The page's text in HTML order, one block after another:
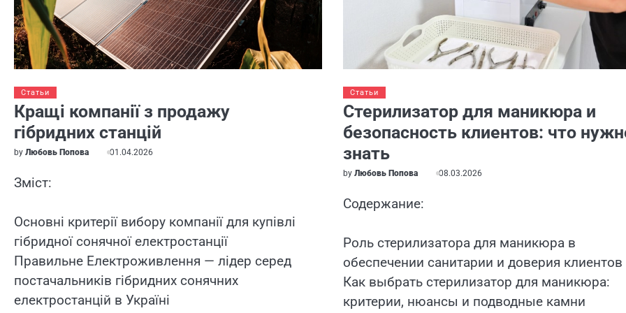
Статьи
Кращі компанії з продажу
гібридних станцій
by Любовь Попова 01.04.2026
Зміст:
Основні критерії вибору компанії для купівлі
гібридної сонячної електростанції
Правильне Електроживлення — лідер серед
постачальників гібридних сонячних
електростанцій в Україні
Статьи
Стерилизатор для маникюра и
безопасность клиентов: что
знать
byЛюбовь Попова 08.03.2026
Содержание:
Роль стерилизатора для маникюра в
обеспечении санитарии и доверия клиентов
Как выбрать стерилизатор для маникюра:
критерии, нюансы и подводные камни